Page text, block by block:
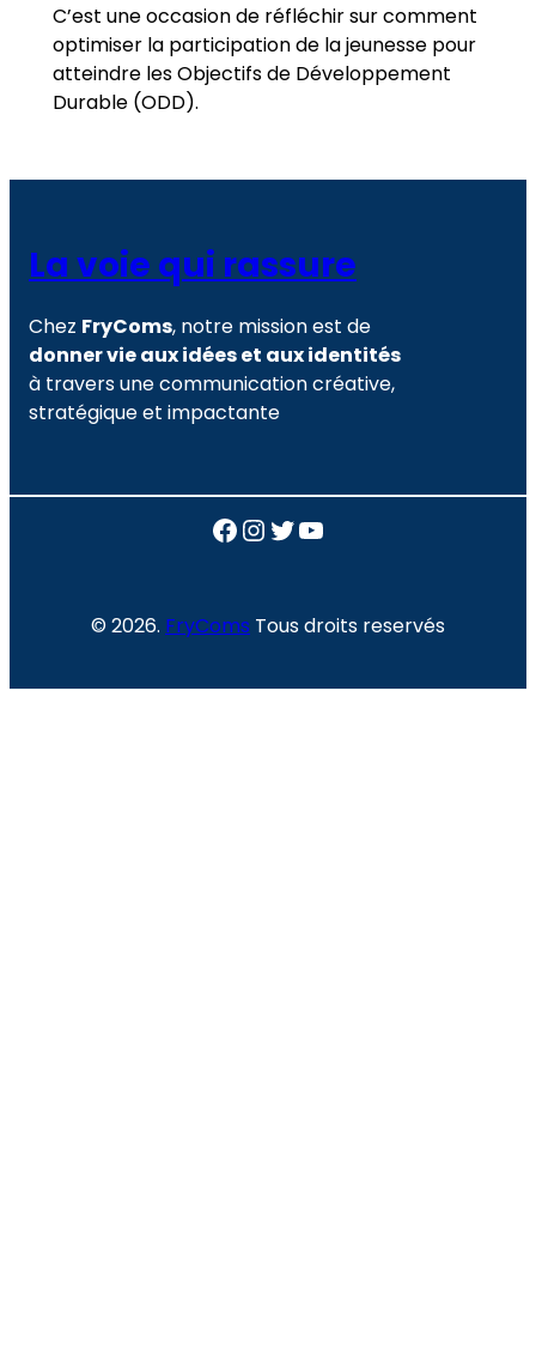
C’est une occasion de réfléchir sur comment
optimiser la participation de la jeunesse pour
atteindre les Objectifs de Développement
Durable (ODD).
La voie qui rassure
Chez FryComs, notre mission est de
donner vie aux idées et aux identités
à travers une communication créative,
stratégique et impactante
Facebook
Instagram
Twitter
YouTube
© 2026. FryComs Tous droits reservés